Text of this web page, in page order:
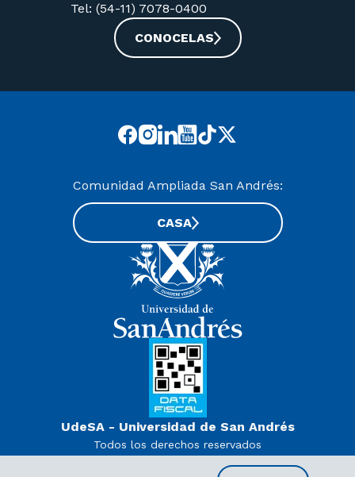
Tel: (54-11) 7078-0400
CONOCELAS
UdeSA - Universidad de San Andrés
Todos los derechos reservados
Comunidad Ampliada San Andrés:
CASA